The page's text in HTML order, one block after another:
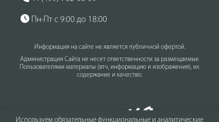
Используем обязательные функциональные и аналитические
Пн-Пт с 9:00 до 18:00
Информация на сайте не является публичной офертой.
Администрация Сайта не несет ответственности за размещаемые
Пользователями материалы (втч, информацию и изображения), их
содержание и качество.